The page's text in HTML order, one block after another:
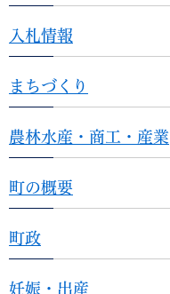
入札情報
まちづくり
農林水産・商工・産業
町の概要
町政
妊娠・出産